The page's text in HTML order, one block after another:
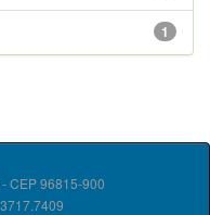
1
CEP 96815-900